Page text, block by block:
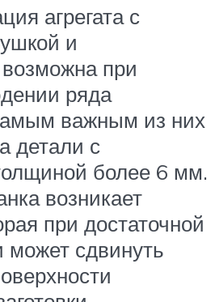
агрегата с
и
при
ряда
важным из них
детали с
более 6 мм.
возникает
при достаточной
может сдвинуть